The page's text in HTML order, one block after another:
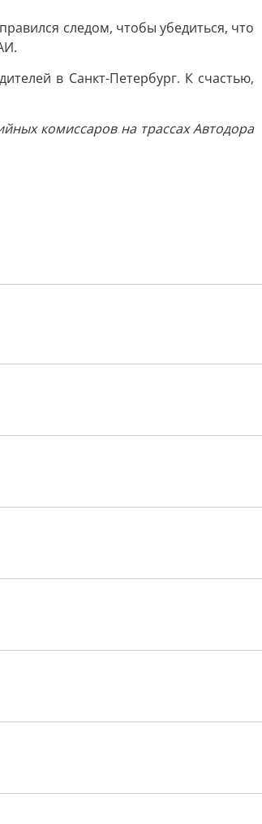
следом, чтобы убедиться, что
в Санкт-Петербург. К счастью,
комиссаров на трассах Автодора